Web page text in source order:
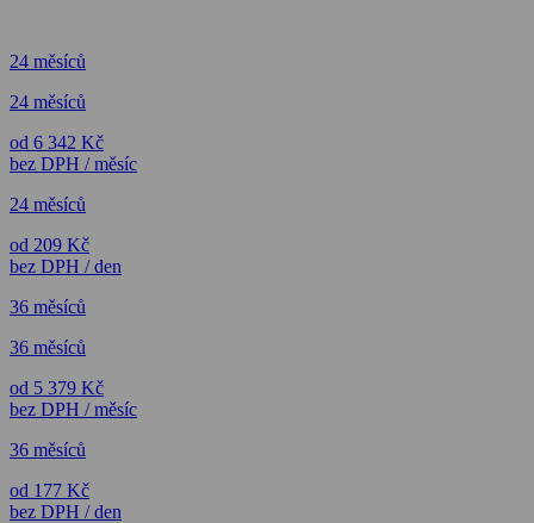
24 měsíců
24 měsíců
od 6 342 Kč
bez DPH / měsíc
24 měsíců
od 209 Kč
bez DPH / den
36 měsíců
36 měsíců
od 5 379 Kč
bez DPH / měsíc
36 měsíců
od 177 Kč
bez DPH / den